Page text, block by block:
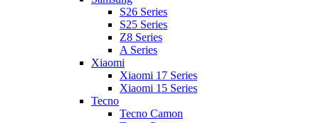
S26 Series
S25 Series
Z8 Series
A Series
Xiaomi
Xiaomi 17 Series
Xiaomi 15 Series
Tecno
Tecno Camon